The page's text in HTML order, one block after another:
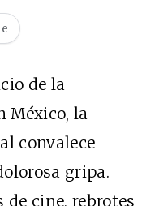
de la
México, la
convalece
gripa.
de cine, rebrotes